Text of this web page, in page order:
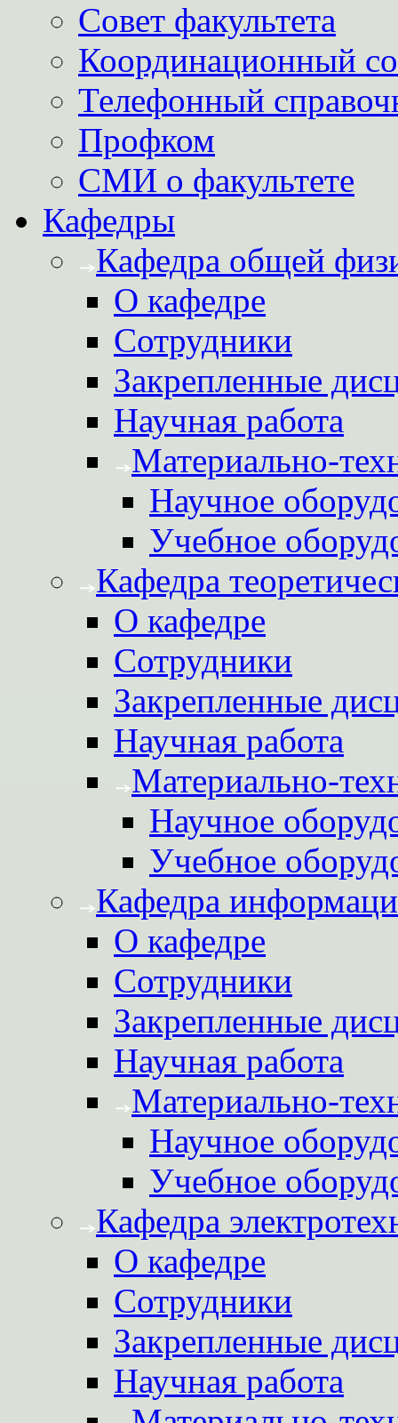
Совет факультета
Координационный
Телефонный
Профком
СМИ о факультете
Кафедры
Кафедра общей
О кафедре
Сотрудники
Закрепленные
Научная работа
Материально-
Научное
Учебное
Кафедра
О кафедре
Сотрудники
Закрепленные
Научная работа
Материально-
Научное
Учебное
Кафедра
О кафедре
Сотрудники
Закрепленные
Научная работа
Материально-
Научное
Учебное
Кафедра
О кафедре
Сотрудники
Закрепленные
Научная работа